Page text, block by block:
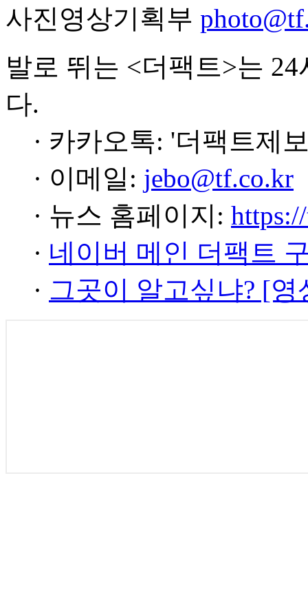
사진영상기획부
발로 뛰는 <더팩트>는
다.
· 카카오톡: '더팩트제
· 이메일: jebo@tf.co.kr
· 뉴스 홈페이지:
· 네이버 메인 더팩트
· 그곳이 알고싶냐? [